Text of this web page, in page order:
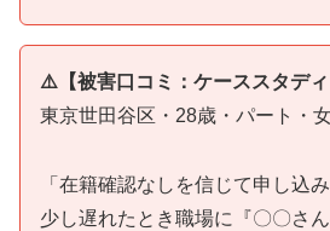
⚠️【被害口コミ：ケーススタディ
東京世田谷区・28歳・パート・
「在籍確認なしを信じて申し込
少し遅れたとき職場に『〇〇さ